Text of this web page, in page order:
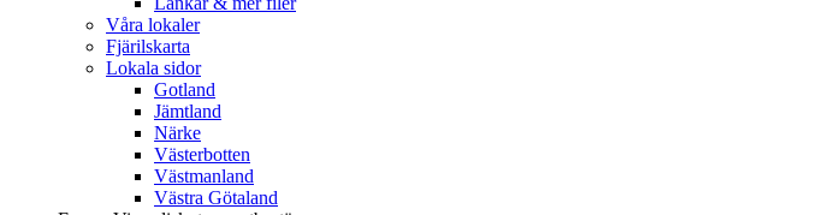
Våra lokaler
Fjärilskarta
Lokala sidor
Gotland
Jämtland
Närke
Västerbotten
Västmanland
Västra Götaland